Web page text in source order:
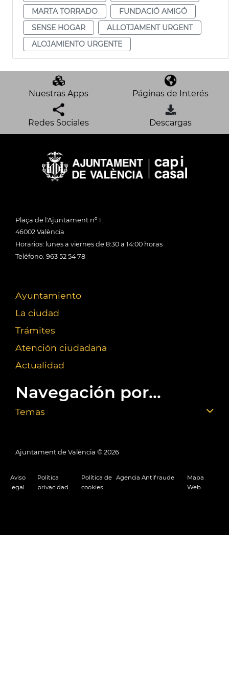
MARTA TORRADO
FUNDACIÓ AMIGÓ
SENSE HOGAR
ALLOTJAMENT URGENT
ALOJAMIENTO URGENTE
Nuestras Apps Páginas de Interés
Redes Sociales Descargas
Plaça de l'Ajuntament nº 1
46002 València
Horarios: lunes a viernes de 8:30 a 14:00 horas
Teléfono: 963 52 54 78
Ayuntamiento
La ciudad
Trámites
Atención ciudadana
Actualidad
Navegación por...
Temas
Ajuntament de València © 2026
Aviso
legal
Política
privacidad
Política de
cookies
Agencia Antifraude
Mapa
Web